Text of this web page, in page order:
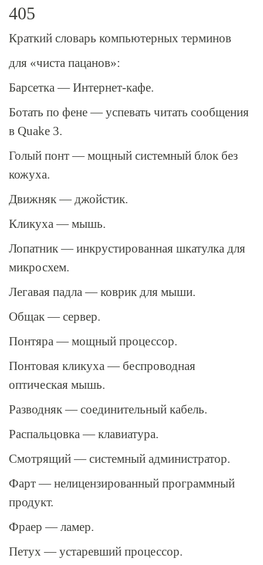
405
Краткий словарь компьютерных терминов
для «чиста пацанов»:
Барсетка — Интернет-кафе.
Ботать по фене — успевать читать сообщения
в Quake 3.
Голый понт — мощный системный блок без
кожуха.
Движняк — джойстик.
Кликуха — мышь.
Лопатник — инкрустированная шкатулка для
микросхем.
Легавая падла — коврик для мыши.
Общак — сервер.
Понтяра — мощный процессор.
Понтовая кликуха — беспроводная
оптическая мышь.
Разводняк — соединительный кабель.
Распальцовка — клавиатура.
Смотрящий — системный администратор.
Фарт — нелицензированный программный
продукт.
Фраер — ламер.
Петух — устаревший процессор.